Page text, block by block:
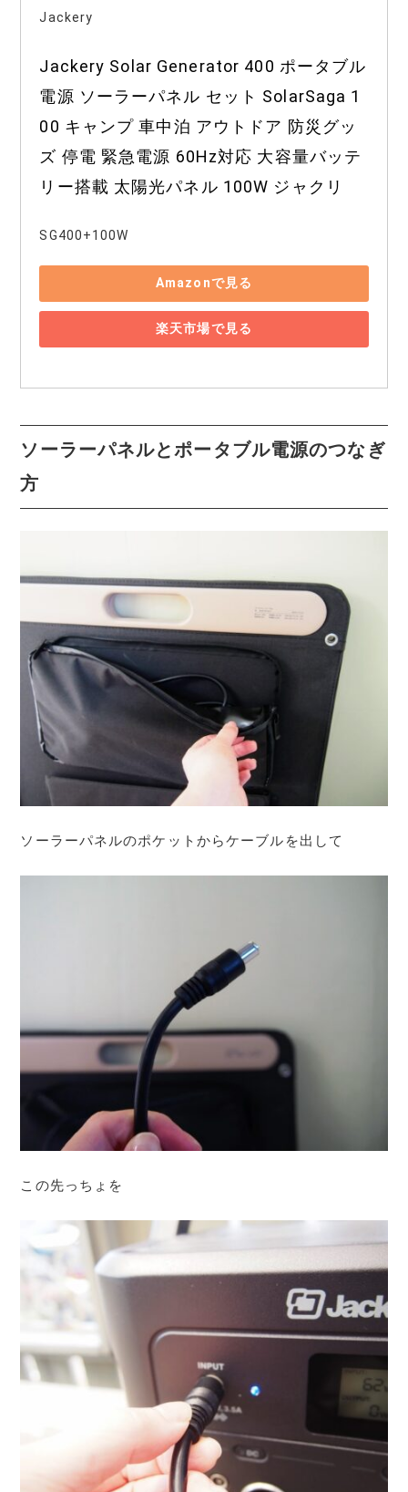
Jackery
Jackery Solar Generator 400 ポータブル
電源 ソーラーパネル セット SolarSaga 1
00 キャンプ 車中泊 アウトドア 防災グッ
ズ 停電 緊急電源 60Hz対応 大容量バッテ
リー搭載 太陽光パネル 100W ジャクリ
SG400+100W
Amazonで見る
楽天市場で見る
ソーラーパネルとポータブル電源のつなぎ
方
ソーラーパネルのポケットからケーブルを出して
この先っちょを